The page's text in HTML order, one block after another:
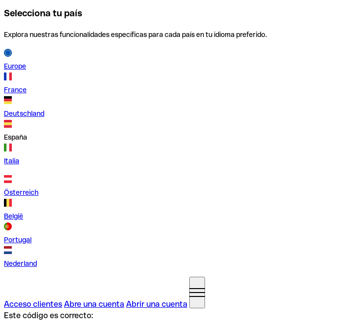
Selecciona tu país
Explora nuestras funcionalidades específicas para cada país en tu idioma preferido.
Europe
France
Deutschland
España
Italia
Österreich
België
Portugal
Nederland
Acceso clientes Abre una cuenta Abrir una cuenta
Este código es correcto: